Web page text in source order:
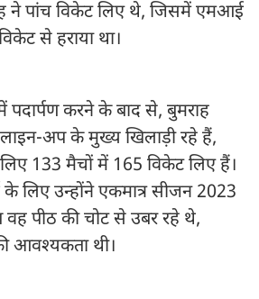
ने पांच विकेट लिए थे, जिसमें एमआई
से हराया था।
करने के बाद से, बुमराह
अप के मुख्य खिलाड़ी रहे हैं,
133 मैचों में 165 विकेट लिए हैं।
उन्होंने एकमात्र सीजन 2023
पीठ की चोट से उबर रहे थे,
आवश्यकता थी।